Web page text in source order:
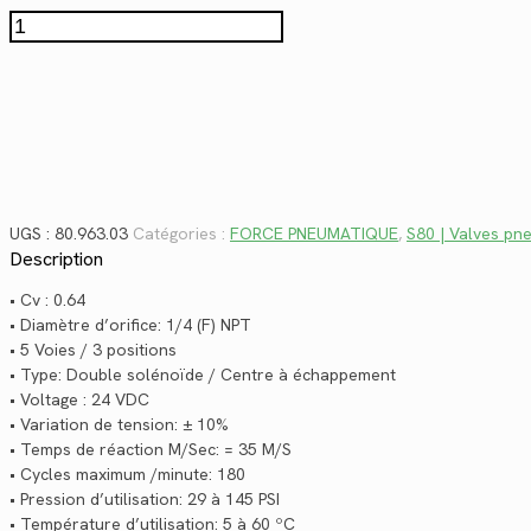
$372.28.$271.02.
quantité
de
UGS : 80.963.03 Catégories : FORCE PNEUMATIQUE, S80 | Valves
Description
• Cv : 0.64
• Diamètre d’orifice: 1/4 (F) NPT
• 5 Voies / 3 positions
• Type: Double solénoïde / Centre à échappement
• Voltage : 24 VDC
• Variation de tension: ± 10%
• Temps de réaction M/Sec: = 35 M/S
• Cycles maximum /minute: 180
• Pression d’utilisation: 29 à 145 PSI
• Température d’utilisation: 5 à 60 ºC